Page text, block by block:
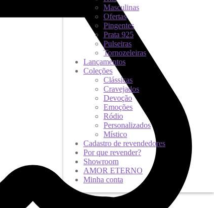
Masculinas
Ofertas
Pingentes
Prata 925
Pulseiras
Tornozeleiras
Lançamentos
Coleções
Clássicas
Cravejados
Devoção
Emoções
Ródio
Personalizados
Místico
Cadastro de revendedores
Por que revender?
Showroom
AMOR ETERNO
Minha conta